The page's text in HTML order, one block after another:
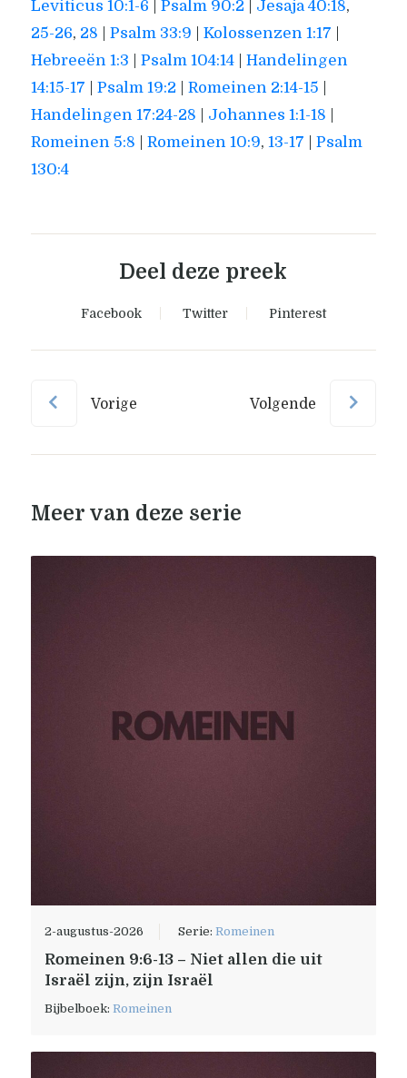
Leviticus 10:1-6
Psalm 90:2 Jesaja 40:18,
25-26, 28 Psalm 33:9 Kolossenzen 1:17
Hebreeën 1:3
Psalm 104:14| Handelingen
14:15-17
Psalm 19:2 Romeinen 2:14-15
Handelingen 17:24-28
Johannes 1:1-18
Romeinen 5:8
Romeinen 10:9, 13-17
Psalm
130:4
Deel deze preek
Facebook Twitter Pinterest
Vorige Volgende
Meer van deze serie
2-augustus-2026 Serie:Romeinen
Romeinen 9:6-13 – Niet allen die uit
Israël zijn, zijn Israël
Bijbelboek:Romeinen